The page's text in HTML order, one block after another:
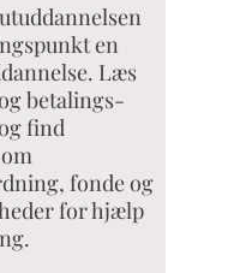
en
Læs
betalings-
find
fonde og
for hjælp